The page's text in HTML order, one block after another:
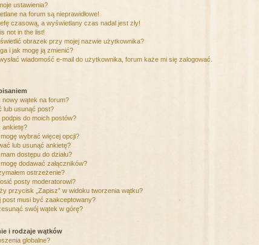
ustawienia?
na forum są nieprawidłowe!
czasową, a wyświetlany czas nadal jest zły!
not in the list!
obrazek przy mojej nazwie użytkownika?
i jak mogę ją zmienić?
wiadomość e-mail do użytkownika, forum każe mi się zalogować.
wątek na forum?
lub usunąć post?
do moich postów?
ankietę?
wybrać więcej opcji?
lub usunąć ankietę?
dostępu do działu?
dodawać załączników?
ostrzeżenie?
posty moderatorowi?
przycisk „Zapisz” w widoku tworzenia wątku?
post musi być zaakceptowany?
swój wątek w górę?
i rodzaje wątków
globalne?